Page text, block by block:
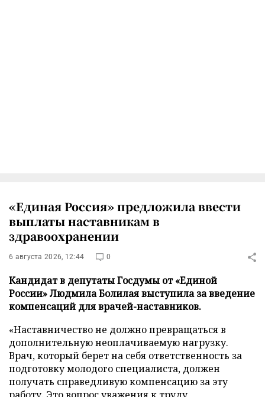
«Единая Россия» предложила ввести
выплаты наставникам в
здравоохранении
6 августа 2026, 12:44 0
Кандидат в депутаты Госдумы от «Единой
России» Людмила Болилая выступила за введение
компенсаций для врачей-наставников.
«Наставничество не должно превращаться в
дополнительную неоплачиваемую нагрузку.
Врач, который берет на себя ответственность за
подготовку молодого специалиста, должен
получать справедливую компенсацию за эту